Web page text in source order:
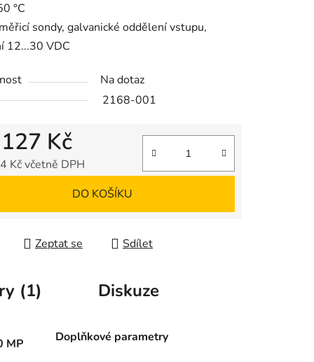
°C
sondy, galvanické oddělení vstupu,
12...30 VDC
Na dotaz
2168-001
Kč
Kč včetně DPH
DO KOŠÍKU
Zeptat se Sdílet
(1) Diskuze
MP Doplňkové parametry